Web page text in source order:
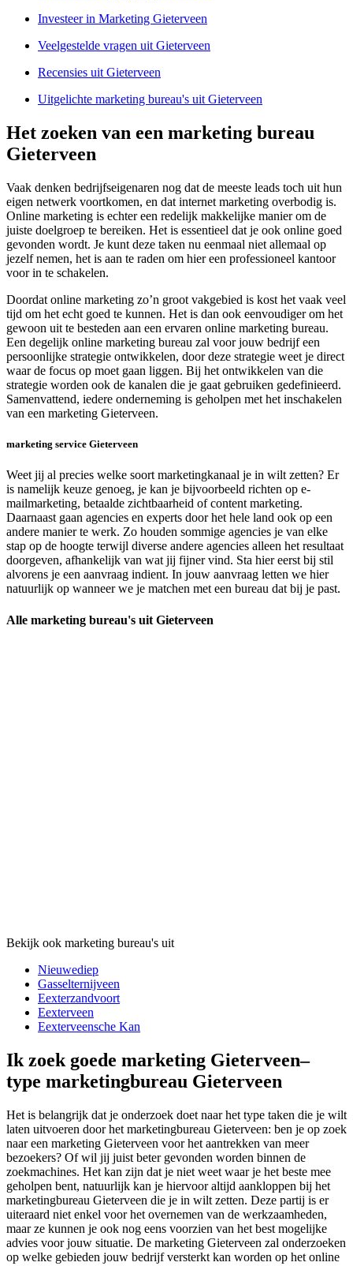
Investeer in Marketing Gieterveen
Veelgestelde vragen uit Gieterveen
Recensies uit Gieterveen
Uitgelichte marketing bureau's uit Gieterveen
Het zoeken van een marketing bureau
Gieterveen
Vaak denken bedrijfseigenaren nog dat de meeste leads toch uit hun
eigen netwerk voortkomen, en dat internet marketing overbodig is.
Online marketing is echter een redelijk makkelijke manier om de
juiste doelgroep te bereiken. Het is essentieel dat je ook online goed
gevonden wordt. Je kunt deze taken nu eenmaal niet allemaal op
jezelf nemen, het is aan te raden om hier een professioneel kantoor
voor in te schakelen.
Doordat online marketing zo’n groot vakgebied is kost het vaak veel
tijd om het echt goed te kunnen. Het is dan ook eenvoudiger om het
gewoon uit te besteden aan een ervaren online marketing bureau.
Een degelijk online marketing bureau zal voor jouw bedrijf een
persoonlijke strategie ontwikkelen, door deze strategie weet je direct
waar de focus op moet gaan liggen. Bij het ontwikkelen van die
strategie worden ook de kanalen die je gaat gebruiken gedefinieerd.
Samenvattend, iedere onderneming is geholpen met het inschakelen
van een marketing Gieterveen.
marketing service Gieterveen
Weet jij al precies welke soort marketingkanaal je in wilt zetten? Er
is namelijk keuze genoeg, je kan je bijvoorbeeld richten op e-
mailmarketing, betaalde zichtbaarheid of content marketing.
Daarnaast gaan agencies en experts door het hele land ook op een
andere manier te werk. Zo houden sommige agencies je van elke
stap op de hoogte terwijl diverse andere agencies alleen het resultaat
doorgeven, afhankelijk van wat jij fijner vind. Sta hier eerst bij stil
alvorens je een aanvraag indient. In jouw aanvraag letten we hier
natuurlijk op wanneer we je matchen met een bureau dat bij je past.
Alle marketing bureau's uit Gieterveen
Bekijk ook marketing bureau's uit
Nieuwediep
Gasselternijveen
Eexterzandvoort
Eexterveen
Eexterveensche Kan
Ik zoek goede marketing Gieterveen–
type marketingbureau Gieterveen
Het is belangrijk dat je onderzoek doet naar het type taken die je wilt
laten uitvoeren door het marketingbureau Gieterveen: ben je op zoek
naar een marketing Gieterveen voor het aantrekken van meer
bezoekers? Of wil jij juist beter gevonden worden binnen de
zoekmachines. Het kan zijn dat je niet weet waar je het beste mee
geholpen bent, natuurlijk kan je hiervoor altijd aankloppen bij het
marketingbureau Gieterveen die je in wilt zetten. Deze partij is er
uiteraard niet enkel voor het overnemen van de werkzaamheden,
maar ze kunnen je ook nog eens voorzien van het best mogelijke
advies voor jouw situatie. De marketing Gieterveen zal onderzoeken
op welke gebieden jouw bedrijf versterkt kan worden op het online